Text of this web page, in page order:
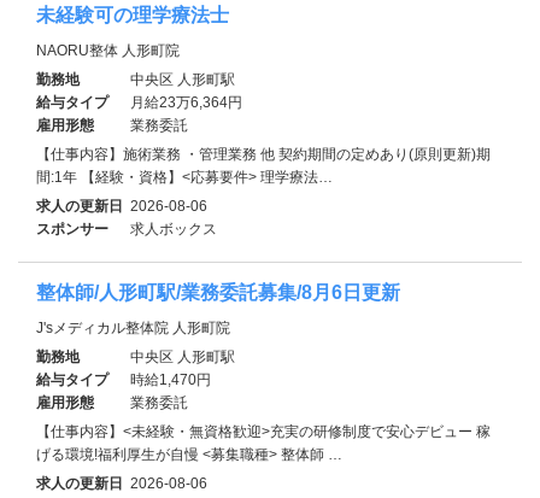
未経験可の理学療法士
NAORU整体 人形町院
勤務地
中央区 人形町駅
給与タイプ
月給23万6,364円
雇用形態
業務委託
【仕事内容】施術業務 ・管理業務 他 契約期間の定めあり(原則更新)期
間:1年 【経験・資格】<応募要件> 理学療法…
求人の更新日 2026-08-06
スポンサー
求人ボックス
整体師/人形町駅/業務委託募集/8月6日更新
J'sメディカル整体院 人形町院
勤務地
中央区 人形町駅
給与タイプ
時給1,470円
雇用形態
業務委託
【仕事内容】<未経験・無資格歓迎>充実の研修制度で安心デビュー 稼
げる環境!福利厚生が自慢 <募集職種> 整体師 …
求人の更新日 2026-08-06